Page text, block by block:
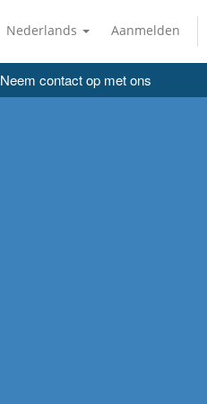
Nederlands Aanmelden
Neem contact op met ons